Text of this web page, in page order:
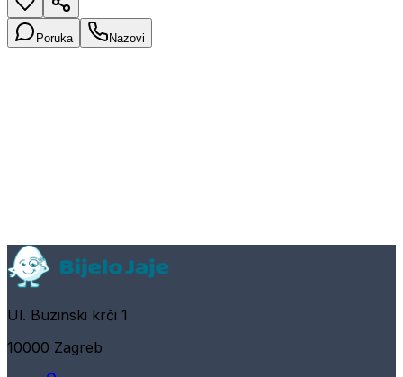
Poruka Nazovi
Ul. Buzinski krči 1
10000 Zagreb